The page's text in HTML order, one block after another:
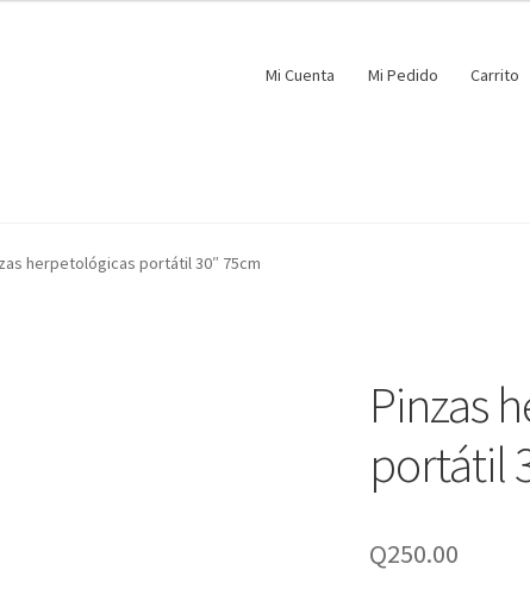
Mi Cuenta Mi Pedido Carrito
herpetológicas portátil 30″ 75cm
Pinzas
portátil
Q250.00